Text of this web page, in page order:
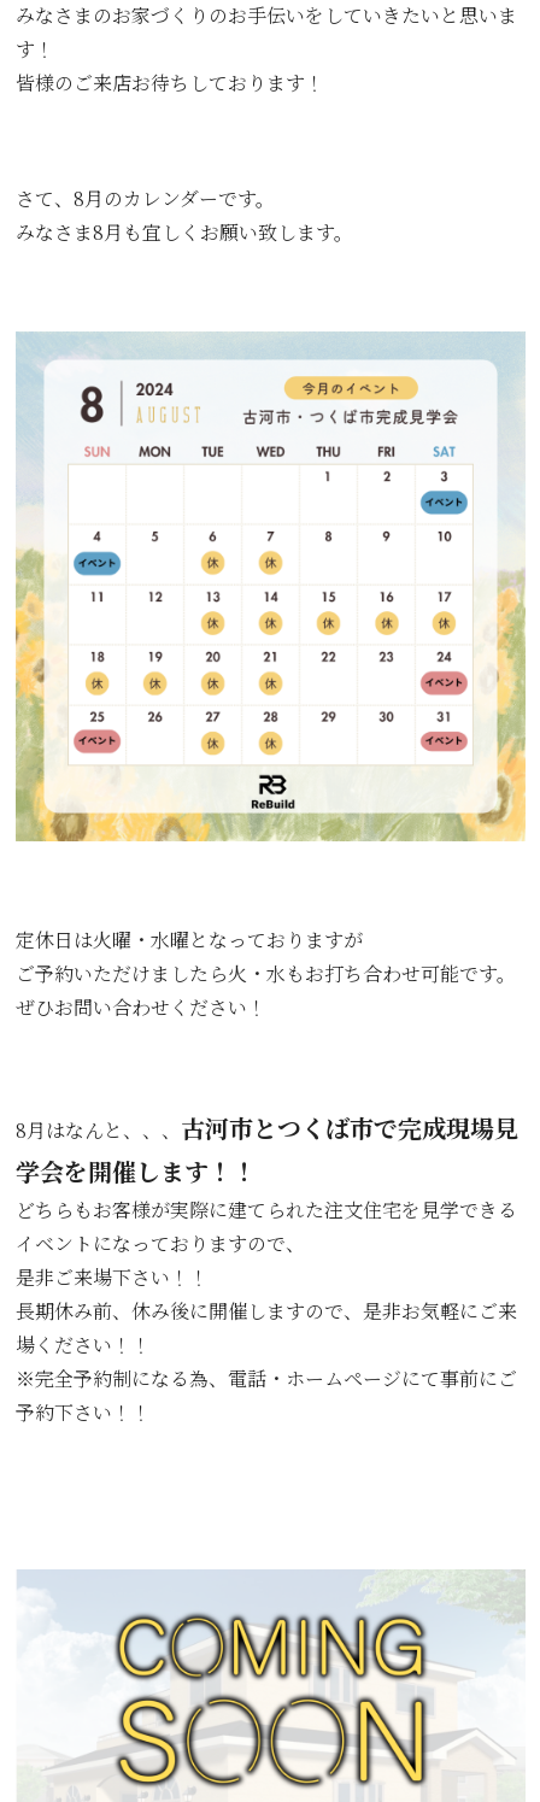
みなさまのお家づくりのお手伝いをしていきたいと思いま
す！
皆様のご来店お待ちしております！
さて、8月のカレンダーです。
みなさま8月も宜しくお願い致します。
定休日は火曜・水曜となっておりますが
ご予約いただけましたら火・水もお打ち合わせ可能です。
ぜひお問い合わせください！
8月はなんと、、、 古河市とつくば市で完成現場見
学会を開催します！！
どちらもお客様が実際に建てられた注文住宅を見学できる
イベントになっておりますので、
是非ご来場下さい！！
長期休み前、休み後に開催しますので、是非お気軽にご来
場ください！！
※完全予約制になる為、電話・ホームページにて事前にご
予約下さい！！